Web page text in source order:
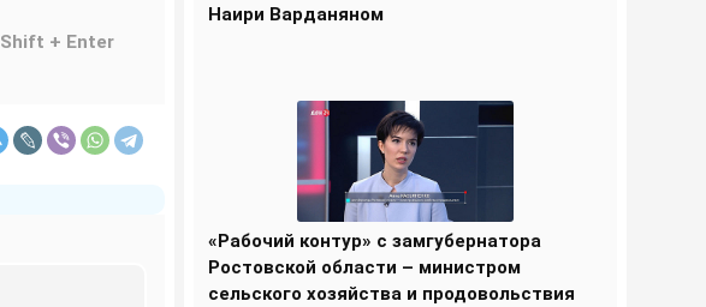
Shift + Enter
Наири Варданяном
«Рабочий контур» с замгубернатора
Ростовской области – министром
сельского хозяйства и продовольствия